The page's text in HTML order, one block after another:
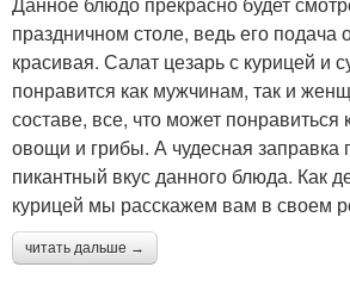
праздничном столе, ведь его подача
красивая. Салат цезарь с курицей и
понравится как мужчинам, так и
составе, все, что может
овощи и грибы. А чудесная заправка
пикантный вкус данного блюда. Как
курицей мы расскажем вам в своем
читать дальше →